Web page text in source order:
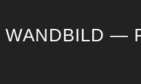
WAND­BILD —